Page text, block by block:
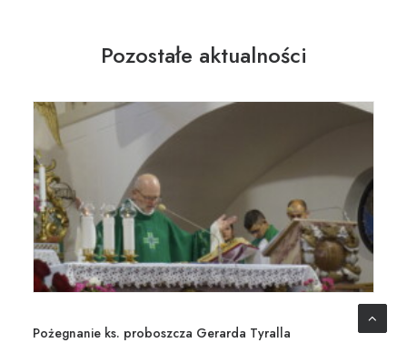
Pozostałe aktualności
Pożegnanie ks. proboszcza Gerarda Tyralla